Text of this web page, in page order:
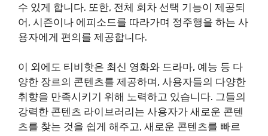
수 있게 합니다. 또한, 전체 회차 선택 기능이 제공되
어, 시즌이나 에피소드를 따라가며 정주행을 하는 사
용자에게 편의를 제공합니다.
이 외에도 티비핫은 최신 영화와 드라마, 예능 등 다
양한 장르의 콘텐츠를 제공하며, 사용자들의 다양한
취향을 만족시키기 위해 노력하고 있습니다. 그들의
강력한 콘텐츠 라이브러리는 사용자가 새로운 콘텐
츠를 찾는 것을 쉽게 해주고, 새로운 콘텐츠를 빠르